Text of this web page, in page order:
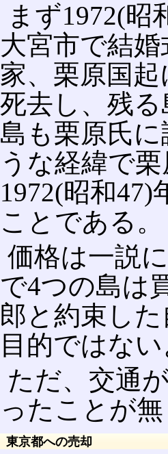
まず1972(昭
大宮市で結
家、栗原国
死去し、残
島も栗原氏
うな経緯で
1972(昭和
ことである。
価格は一説
で4つの島は
郎と約束し
目的ではな
ただ、交通
ったことが
東京都への売却